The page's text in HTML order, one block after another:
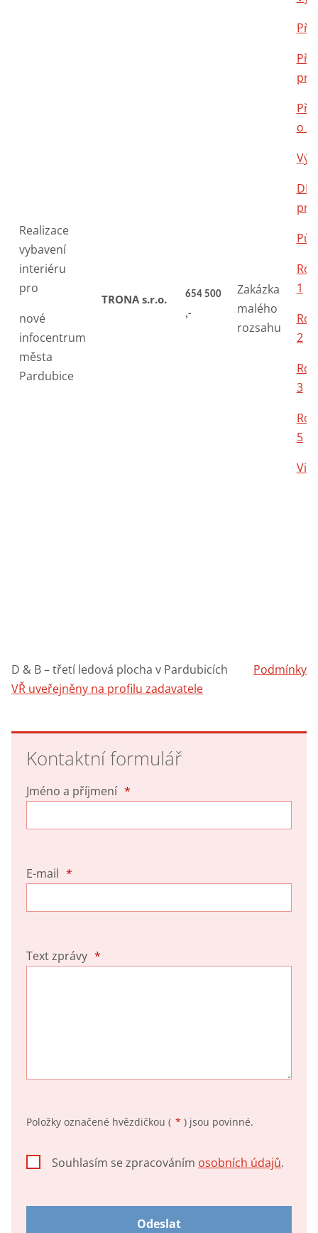
Realizace
vybavení
interiéru
pro
nové
infocentrum
města
Pardubice
TRONA s.r.o.
654 500
,-
Zakázka
malého
rozsahu
o
1
2
3
5
D & B – třetí ledová plocha v Pardubicích Podmínky
VŘ uveřejněny na profilu zadavatele
Kontaktní formulář
Jméno a příjmení *
E-mail *
Text zprávy *
Položky označené hvězdičkou ( * ) jsou povinné.
Souhlasím
osobních
Souhlasím se zpracováním osobních údajů.
Odeslat